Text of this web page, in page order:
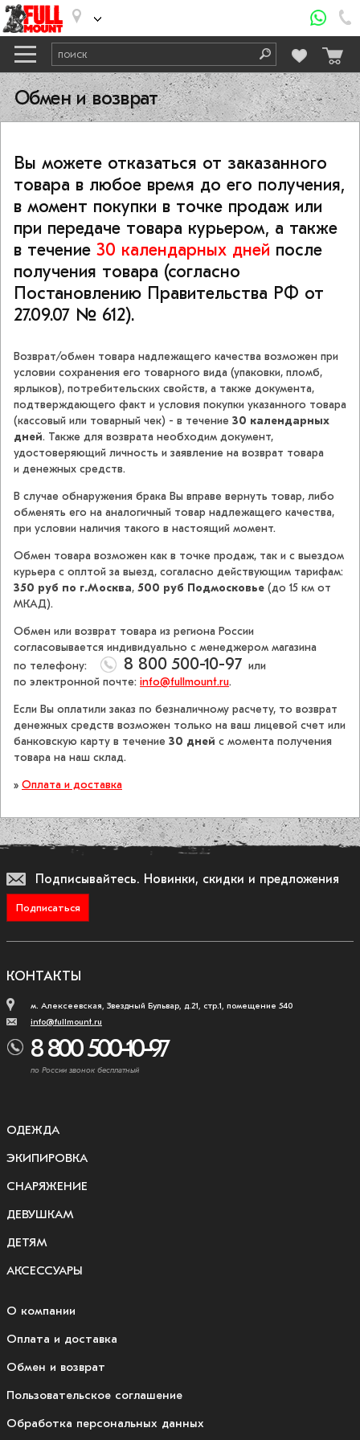
Обмен и возврат
Вы можете отказаться от заказанного
товара в любое время до его получения,
в момент покупки в точке продаж или
при передаче товара курьером, а также
в течение 30 календарных дней после
получения товара (согласно
Постановлению Правительства РФ от
27.09.07 № 612).
Возврат/обмен товара надлежащего качества возможен при
условии сохранения его товарного вида (упаковки, пломб,
ярлыков), потребительских свойств, а также документа,
подтверждающего факт и условия покупки указанного товара
(кассовый или товарный чек) - в течение 30 календарных
дней. Также для возврата необходим документ,
удостоверяющий личность и заявление на возврат товара
и денежных средств.
В случае обнаружения брака Вы вправе вернуть товар, либо
обменять его на аналогичный товар надлежащего качества,
при условии наличия такого в настоящий момент.
Обмен товара возможен как в точке продаж, так и с выездом
курьера c оплтой за выезд, согаласно действующим тарифам:
350 руб по г.Москва, 500 руб Подмосковье (до 15 км от
МКАД).
Обмен или возврат товара из региона России
согласовывается индивидуально с менеджером магазина
по телефону:
8 800 500-10-97 или
по электронной почте: info@fullmount.ru.
Если Вы оплатили заказ по безналичному расчету, то возврат
денежных средств возможен только на ваш лицевой счет или
банковскую карту в течение 30 дней с момента получения
товара на наш склад.
» Оплата и доставка
Подписывайтесь. Новинки, скидки и предложения
Подписаться
КОНТАКТЫ
м. Алексеевская, Звездный Бульвар, д.21, стр.1, помещение 540
info@fullmount.ru
8 800 500-10-97
по России звонок бесплатный
ОДЕЖДА
ЭКИПИРОВКА
СНАРЯЖЕНИЕ
ДЕВУШКАМ
ДЕТЯМ
АКСЕССУАРЫ
О компании
Оплата и доставка
Обмен и возврат
Пользовательское соглашение
Обработка персональных данных